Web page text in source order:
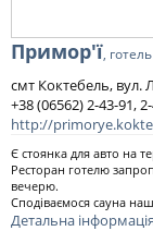
Примор'ї, готель
смт Коктебель, вул.
+38 (06562) 2-43-91,
http://
Є стоянка для авто на
Ресторан готелю
вечерю.
Сподіваємося сауна
Детальна інформація